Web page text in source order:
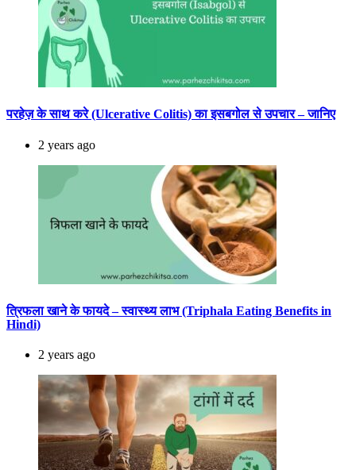
परहेज़ के साथ करे (Ulcerative Colitis) का इसबगोल से उपचार – जानिए
2 years ago
त्रिफला खाने के फायदे – स्वास्थ्य लाभ (Triphala Eating Benefits in
Hindi)
2 years ago